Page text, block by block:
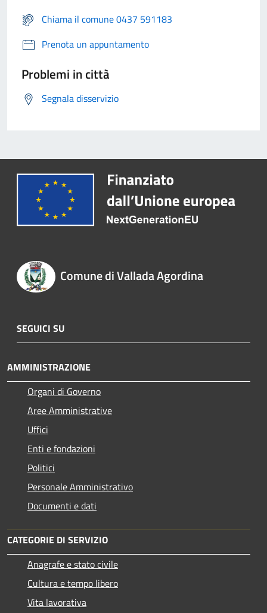
Chiama il comune 0437 591183
Prenota un appuntamento
Problemi in città
Segnala disservizio
Comune di Vallada Agordina
SEGUICI SU
AMMINISTRAZIONE
Organi di Governo
Aree Amministrative
Uffici
Enti e fondazioni
Politici
Personale Amministrativo
Documenti e dati
CATEGORIE DI SERVIZIO
Anagrafe e stato civile
Cultura e tempo libero
Vita lavorativa